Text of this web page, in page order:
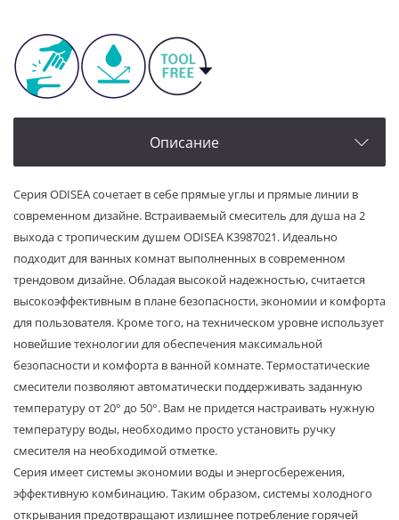
Описание
Серия ODISEA сочетает в себе прямые углы и прямые линии в
современном дизайне. Встраиваемый смеситель для душа на 2
выхода с тропическим душем ODISEA K3987021. Идеально
подходит для ванных комнат выполненных в современном
трендовом дизайне. Обладая высокой надежностью, считается
высокоэффективным в плане безопасности, экономии и комфорта
для пользователя. Кроме того, на техническом уровне использует
новейшие технологии для обеспечения максимальной
безопасности и комфорта в ванной комнате. Термостатические
смесители позволяют автоматически поддерживать заданную
температуру от 20° до 50°. Вам не придется настраивать нужную
температуру воды, необходимо просто установить ручку
смесителя на необходимой отметке.
Серия имеет системы экономии воды и энергосбережения,
эффективную комбинацию. Таким образом, системы холодного
открывания предотвращают излишнее потребление горячей